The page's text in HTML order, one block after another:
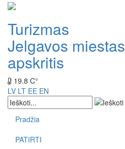
Turizmas
Jelgavos miestas
apskritis
19.8 C°
LV LT EE EN
Pradžia
PATIRTI